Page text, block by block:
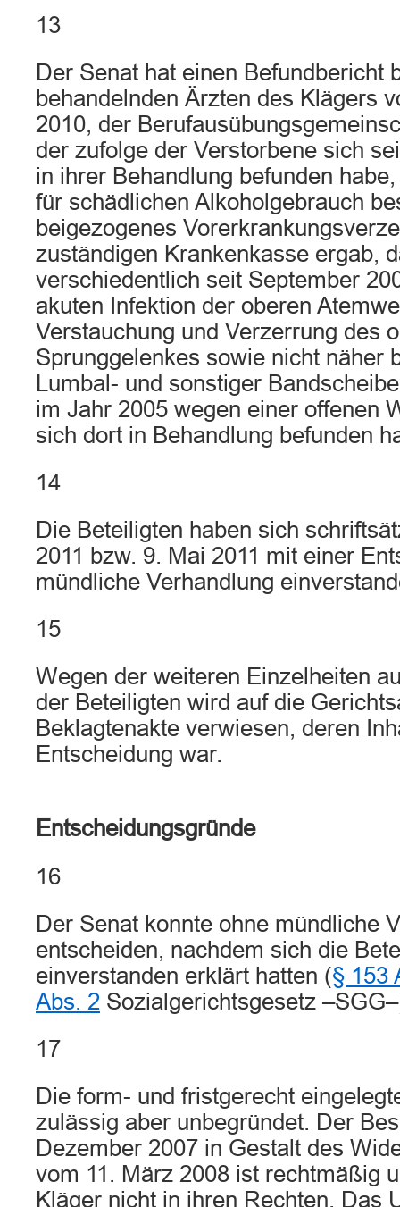
13
Der Senat hat einen Befundbericht
behandelnden Ärzten des Klägers
2010, der
der zufolge der Verstorbene sich
in ihrer Behandlung befunden
für schädlichen Alkoholgebrauch
beigezogenes
zuständigen Krankenkasse ergab,
verschiedentlich seit September
akuten Infektion der oberen
Verstauchung und Verzerrung des
Sprunggelenkes sowie nicht näher
Lumbal- und sonstiger
im Jahr 2005 wegen einer offenen
sich dort in Behandlung befunden
14
Die Beteiligten haben sich
2011 bzw. 9. Mai 2011 mit einer
mündliche Verhandlung
15
Wegen der weiteren Einzelheiten
der Beteiligten wird auf die
Beklagtenakte verwiesen, deren
Entscheidung war.
Entscheidungsgründe
16
Der Senat konnte ohne mündliche
entscheiden, nachdem sich die
einverstanden erklärt hatten (§ 153
Abs. 2 Sozialgerichtsgesetz
17
Die form- und fristgerecht
zulässig aber unbegründet. Der
Dezember 2007 in Gestalt des
vom 11. März 2008 ist rechtmäßig
Kläger nicht in ihren Rechten. Das